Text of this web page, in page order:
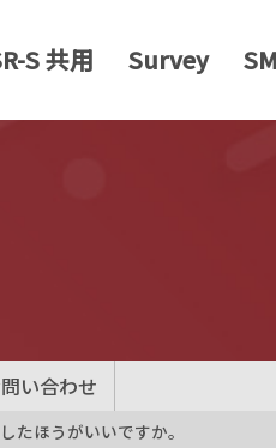
S 共用 Survey
い合わせ
たほうがいいですか。